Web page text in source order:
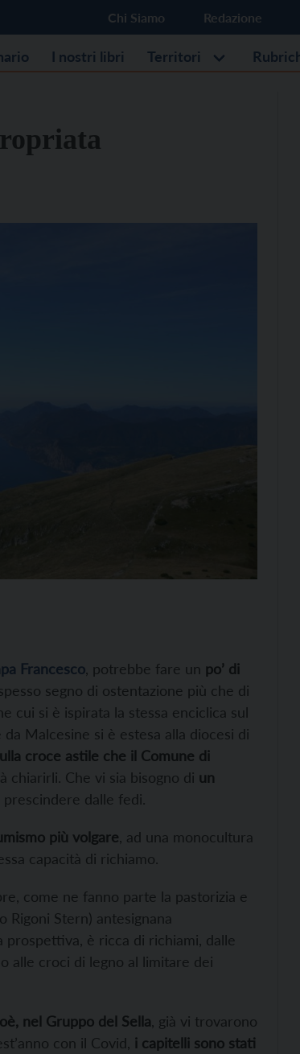
Chi Siamo Redazione
I nostri libri Territori
Francesco , potrebbe fare un po’ di
segno di ostentazione più che di
cui si è ispirata la stessa enciclica sul
Malcesine si è estesa alla diocesi di
croce astile che il Comune di
chiarirli. Che vi sia bisogno di un
dalle fedi.
più volgare , ad una monocultura
capacità di richiamo.
come ne fanno parte la pastorizia e
Rigoni Stern) antesignana
prospettiva, è ricca di richiami, dalle
alle croci di legno al limitare dei
nel Gruppo del Sella , già vi trovarono
con il Covid, i capitelli sono stati